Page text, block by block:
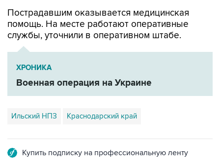
Пострадавшим оказывается медицинская
помощь. На месте работают оперативные
службы, уточнили в оперативном штабе.
ХРОНИКА
Военная операция на Украине
Ильский НПЗ Краснодарский край
Купить подписку на профессиональную ленту